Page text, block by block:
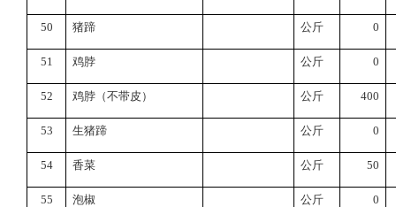
50 猪蹄 公斤 0
51 鸡脖 公斤 0
52 鸡脖（不带皮） 公斤 400
53 生猪蹄 公斤 0
54 香菜 公斤 50
55 泡椒 公斤 0